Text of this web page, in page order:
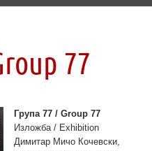
77
Група 77 / Group 77
Изложба / Exhibition
Димитар Мичо Кочевски,